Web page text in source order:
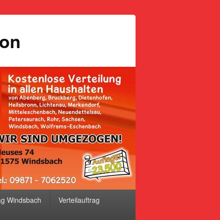
Windsbach Verteilauftrag